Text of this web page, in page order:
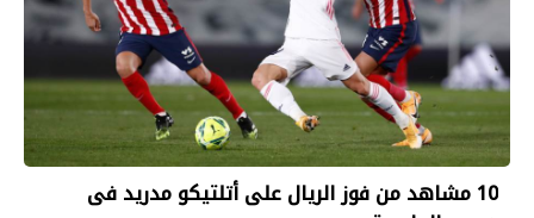
10 مشاهد من فوز الريال على أتلتيكو مدريد فى